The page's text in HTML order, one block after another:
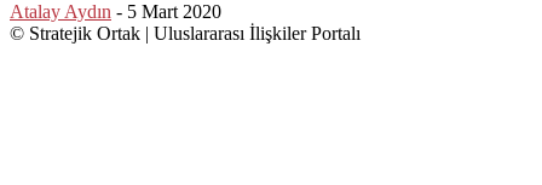
Atalay Aydın - 5 Mart 2020
© Stratejik Ortak | Uluslararası İlişkiler Portalı